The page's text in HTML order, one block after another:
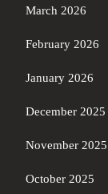
March 2026
February 2026
January 2026
December 2025
November 2025
October 2025